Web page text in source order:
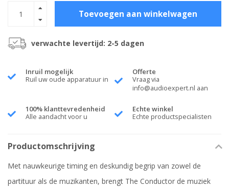
Toevoegen aan winkelwagen
verwachte levertijd: 2-5 dagen
Inruil mogelijk
Ruil uw oude apparatuur in
Offerte
Vraag via
info@audioexpert.nl aan
100% klanttevredenheid
Alle aandacht voor u
Echte winkel
Echte productspecialisten
Productomschrijving
Met nauwkeurige timing en deskundig begrip van zowel de
partituur als de muzikanten, brengt The Conductor de muziek